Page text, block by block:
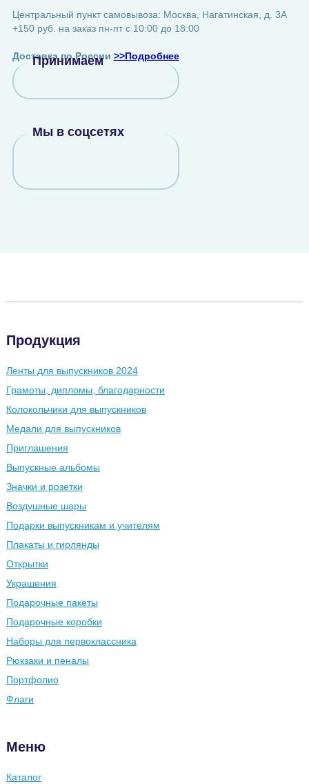
Центральный пункт самовывоза: Москва, Нагатинская, д. 3А
+150 руб. на заказ пн-пт с 10:00 до 18:00
Доставка по России >>Подробнее
Принимаем
Мы в соцсетях
Продукция
Ленты для выпускников 2024
Грамоты, дипломы, благодарности
Колокольчики для выпускников
Медали для выпускников
Приглашения
Выпускные альбомы
Значки и розетки
Воздушные шары
Подарки выпускникам и учителям
Плакаты и гирлянды
Открытки
Украшения
Подарочные пакеты
Подарочные коробки
Наборы для первоклассника
Рюкзаки и пеналы
Портфолио
Флаги
Меню
Каталог